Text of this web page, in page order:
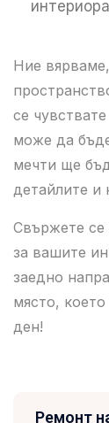
Ние
се
може да
мечти ще
детайлите и
Свържете се
за вашите
заедно
място,
ден!
Ремонт